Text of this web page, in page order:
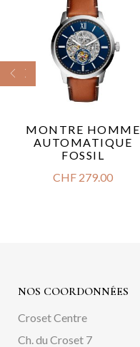
MONTRE HOMME
AUTOMATIQUE
FOSSIL
CHF 279.00
NOS COORDONNÉES
Croset Centre
Ch. du Croset 7